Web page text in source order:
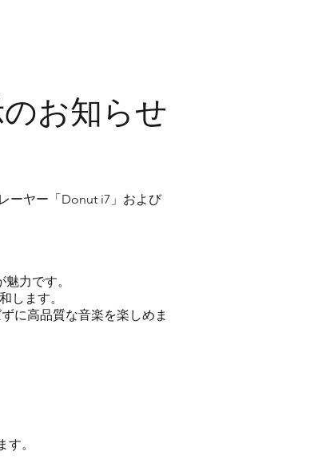
お知らせ
ーヤー「Donut i7」および
力です。
します。
に高品質な音楽を楽しめま
。